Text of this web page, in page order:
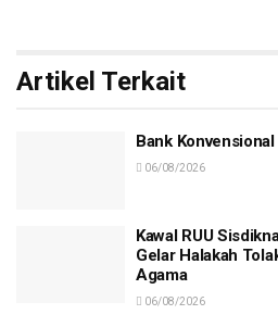
Artikel Terkait
Bank Konvensional
06/08/2026
Kawal RUU
Gelar Halakah
Agama
06/08/2026